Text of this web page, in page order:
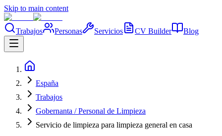
Skip to main content
Trabajos Personas Servicios CV Builder Blog
España
Trabajos
Gobernanta / Personal de Limpieza
Servicio de limpieza para limpieza general en casa